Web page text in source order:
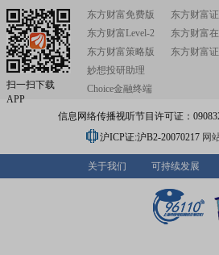
扫一扫下载
APP
东方财富免费版
东方财富Level-2
东方财富策略版
妙想投研助理
Choice金融终端
东方财富
东方财富
东方财富
信息网络传播视听节目许可证：
沪ICP证:沪B2-20070217 网
关于我们 可持续发展